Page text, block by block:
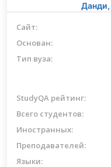
Данди,
Сайт:
Основан:
Тип вуза:
StudyQA рейтинг:
Всего студентов:
Иностранных:
Преподавателей:
Языки: